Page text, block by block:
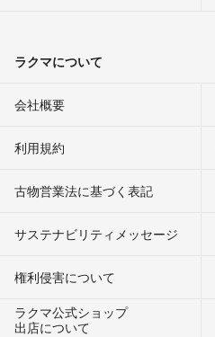
ラクマについて
会社概要
利用規約
古物営業法に基づく表記
サステナビリティメッセージ
権利侵害について
ラクマ公式ショップ
出店について